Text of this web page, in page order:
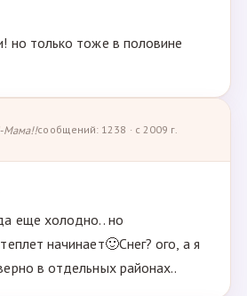
но только тоже в половине
Мама!!сообщений: 1238 · с 2009 г.
еще холодно.. но
начинает🙂Снег? ого, а я
в отдельных районах..